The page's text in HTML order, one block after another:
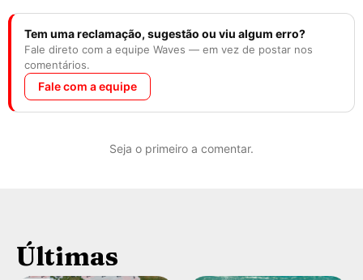
Tem uma reclamação, sugestão ou viu algum erro?
Fale direto com a equipe Waves — em vez de postar nos
comentários.
Fale com a equipe
Seja o primeiro a comentar.
Últimas